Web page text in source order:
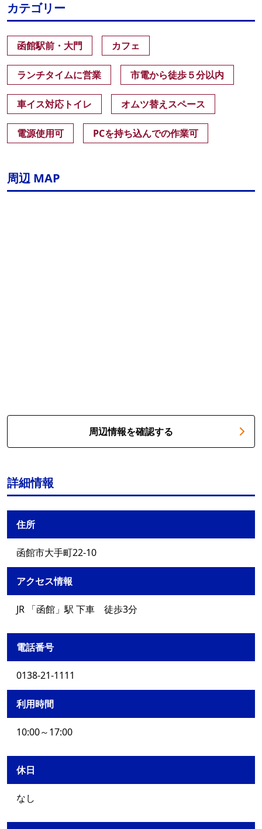
カテゴリー
函館駅前・大門 カフェ
ランチタイムに営業 市電から徒歩５分以内
車イス対応トイレ オムツ替えスペース
電源使用可 PCを持ち込んでの作業可
周辺 MAP
周辺情報を確認する
詳細情報
住所
函館市大手町22-10
アクセス情報
JR 「函館」駅 下車 徒歩3分
電話番号
0138-21-1111
利用時間
10:00～17:00
休日
なし